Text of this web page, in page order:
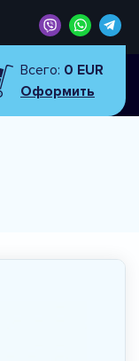
Всего: 0 EUR
Оформить